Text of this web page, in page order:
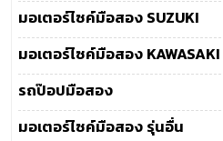
มอเตอร์ไซค์มือสอง SUZUKI
มอเตอร์ไซค์มือสอง KAWASAKI
รถป๊อปมือสอง
มอเตอร์ไซค์มือสอง รุ่นอื่น